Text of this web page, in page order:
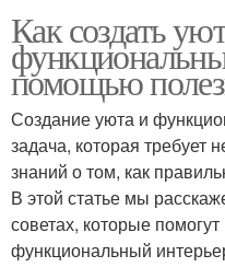
Настенные светильники
Арматурные
светильники
Напольные
Как создать
помощью
Создание уюта и
задача, которая требует
знаний о том, как
В этой статье мы
советах, которые
функциональный